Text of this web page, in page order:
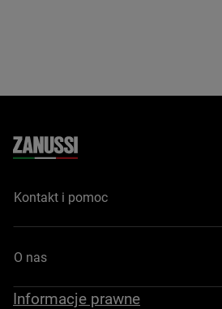
Kontakt i pomoc
O nas
Informacje prawne